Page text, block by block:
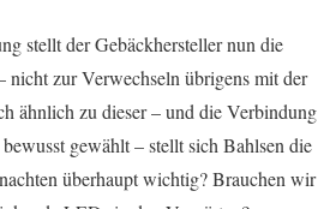
stellt der Gebäckhersteller nun die
nicht zur Verwechseln übrigens mit der
ähnlich zu dieser – und die Verbindung
gewählt – stellt sich Bahlsen die
überhaupt wichtig? Brauchen wir